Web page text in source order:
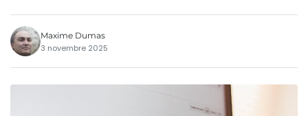
Maxime Dumas
3 novembre 2025